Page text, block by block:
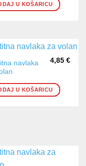
U KOŠARICU
navlaka
4,85 €
U KOŠARICU